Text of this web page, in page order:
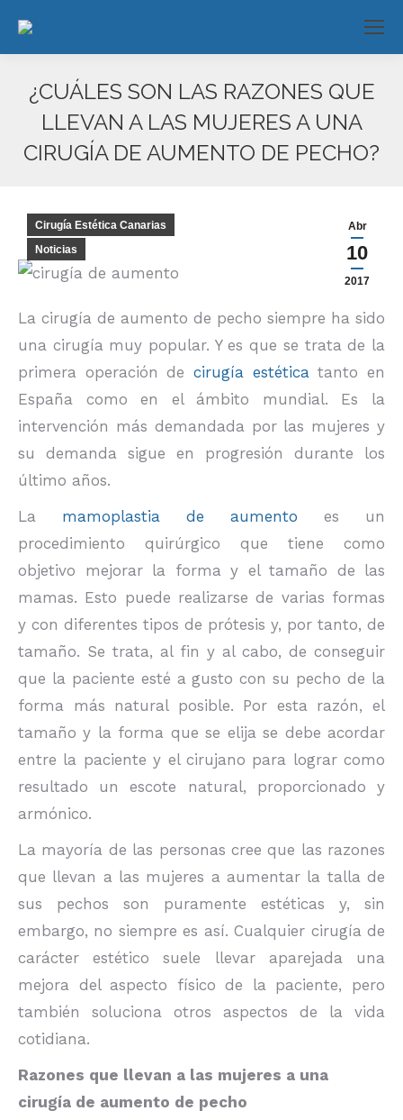
¿CUÁLES SON LAS RAZONES QUE
LLEVAN A LAS MUJERES A UNA
CIRUGÍA DE AUMENTO DE PECHO?
Abr
10
2017
Cirugía Estética Canarias
Noticias
La cirugía de aumento de pecho siempre ha sido
una cirugía muy popular. Y es que se trata de la
primera operación de cirugía estéticatanto en
España como en el ámbito mundial. Es la
intervención más demandada por las mujeres y
su demanda sigue en progresión durante los
último años.
La mamoplastia de aumento es un
procedimiento quirúrgico que tiene como
objetivo mejorar la forma y el tamaño de las
mamas. Esto puede realizarse de varias formas
y con diferentes tipos de prótesis y, por tanto, de
tamaño. Se trata, al fin y al cabo, de conseguir
que la paciente esté a gusto con su pecho de la
forma más natural posible. Por esta razón, el
tamaño y la forma que se elija se debe acordar
entre la paciente y el cirujano para lograr como
resultado un escote natural, proporcionado y
armónico.
La mayoría de las personas cree que las razones
que llevan a las mujeres a aumentar la talla de
sus pechos son puramente estéticas y, sin
embargo, no siempre es así. Cualquier cirugía de
carácter estético suele llevar aparejada una
mejora del aspecto físico de la paciente, pero
también soluciona otros aspectos de la vida
cotidiana.
Razones que llevan a las mujeres a una
cirugía de aumento de pecho